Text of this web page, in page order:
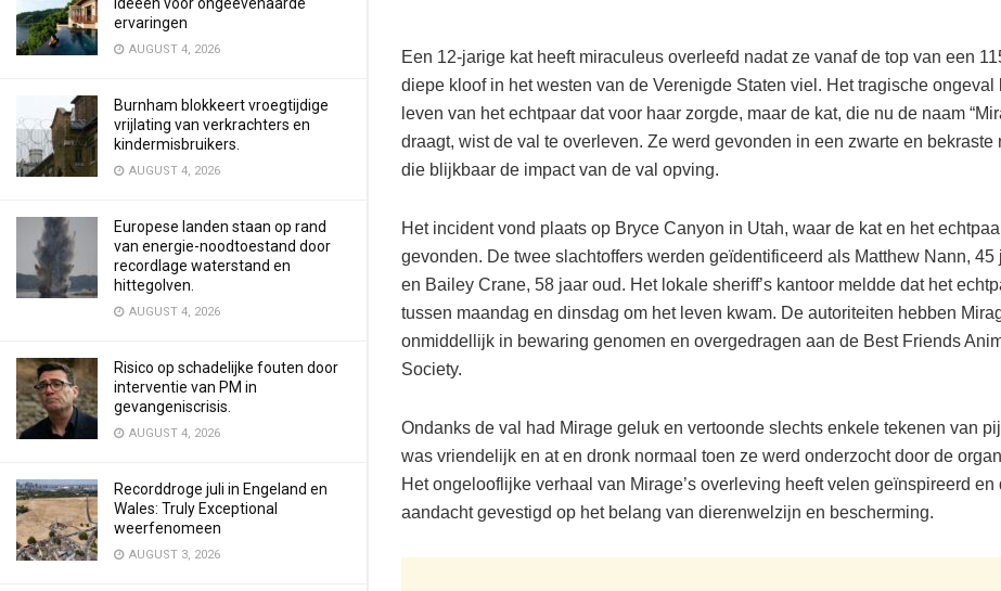
ervaringen
AUGUST 4, 2026
Burnham blokkeert vroegtijdige
vrijlating van verkrachters en
kindermisbruikers.
AUGUST 4, 2026
Europese landen staan op rand
van energie-noodtoestand door
recordlage waterstand en
hittegolven.
AUGUST 4, 2026
Risico op schadelijke fouten door
interventie van PM in
gevangeniscrisis.
AUGUST 4, 2026
Recorddroge juli in Engeland en
Wales: Truly Exceptional
weerfenomeen
AUGUST 3, 2026
Een 12-jarige kat heeft miraculeus overleefd nadat ze vanaf de top van een
diepe kloof in het westen van de Verenigde Staten viel. Het tragische ongeval
leven van het echtpaar dat voor haar zorgde, maar de kat, die nu de naam
draagt, wist de val te overleven. Ze werd gevonden in een zwarte en bekraste
die blijkbaar de impact van de val opving.
Het incident vond plaats op Bryce Canyon in Utah, waar de kat en het
gevonden. De twee slachtoffers werden geïdentificeerd als Matthew Nann, 45
en Bailey Crane, 58 jaar oud. Het lokale sheriff’s kantoor meldde dat het
tussen maandag en dinsdag om het leven kwam. De autoriteiten hebben
onmiddellijk in bewaring genomen en overgedragen aan de Best Friends
Society.
Ondanks de val had Mirage geluk en vertoonde slechts enkele tekenen van
was vriendelijk en at en dronk normaal toen ze werd onderzocht door de
Het ongelooflijke verhaal van Mirage’s overleving heeft velen geïnspireerd en
aandacht gevestigd op het belang van dierenwelzijn en bescherming.